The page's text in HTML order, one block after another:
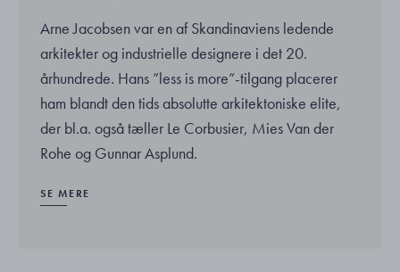
Arne Jacobsen var en af Skandinaviens ledende
arkitekter og industrielle designere i det 20.
århundrede. Hans ”less is more”-tilgang placerer
ham blandt den tids absolutte arkitektoniske elite,
der bl.a. også tæller Le Corbusier, Mies Van der
Rohe og Gunnar Asplund.
SE MERE